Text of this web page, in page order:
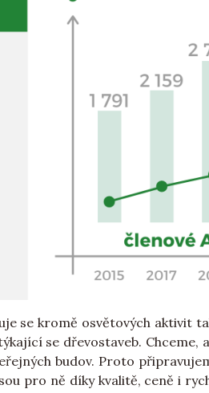
se kromě osvětových aktivit
se dřevostaveb. Chceme,
budov. Proto
pro ně díky kvalitě, ceně i